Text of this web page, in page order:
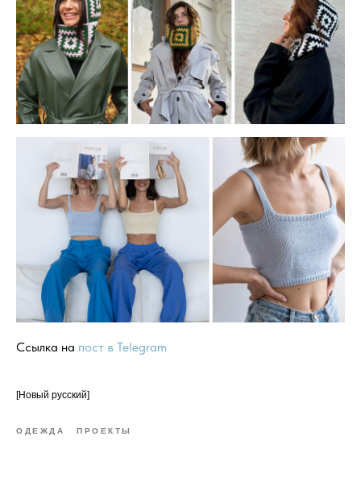
Ссылка на пост в Telegram
[Новый русский]
ОДЕЖДА ПРОЕКТЫ